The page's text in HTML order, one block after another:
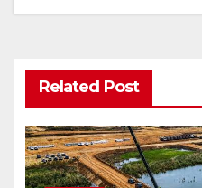
Related Post